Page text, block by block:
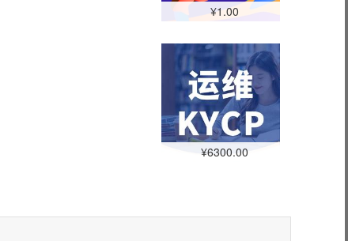
¥1.00
¥6300.00